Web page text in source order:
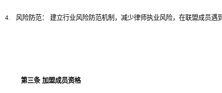
4. 风险防范： 建立行业风险防范机制，减少律师执业风险，在联盟成员遇
第三条 加盟成员资格